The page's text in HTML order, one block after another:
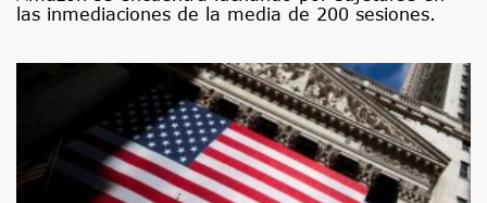
las inmediaciones de la media de 200 sesiones.